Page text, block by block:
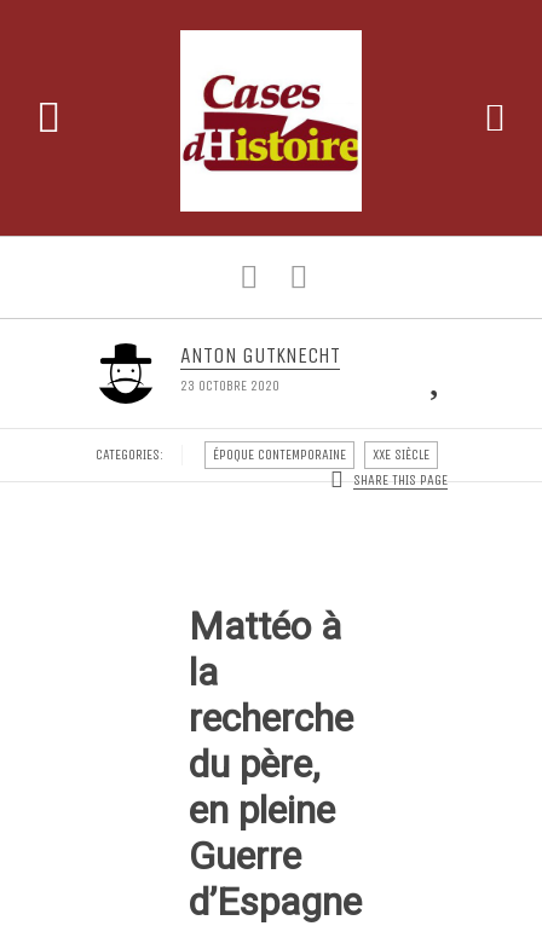
ANTON GUTKNECHT
23 OCTOBRE 2020
CATEGORIES: ÉPOQUE CONTEMPORAINE
XXE SIÈCLE
SHARE THIS PAGE
Mattéo à
la
recherche
du père,
en pleine
Guerre
d’Espagne